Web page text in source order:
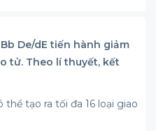
De/dE tiến hành giảm
tử. Theo lí thuyết, kết
tạo ra tối đa 16 loại giao